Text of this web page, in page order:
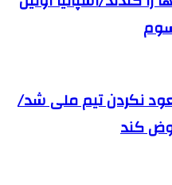
نکردن تیم ملی شد/
کند